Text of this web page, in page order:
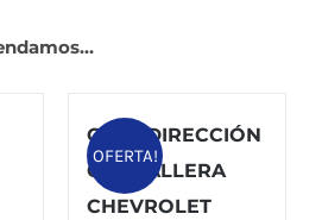
OFERTA!
CAJA DIRECCIÓN
CREMALLERA
CHEVROLET